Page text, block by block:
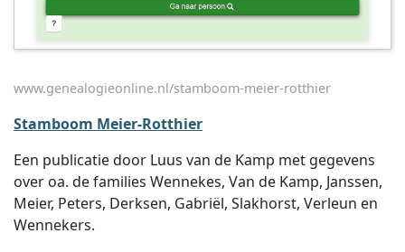
www.genealogieonline.nl/stamboom-meier-rotthier
Stamboom Meier-Rotthier
Een publicatie door Luus van de Kamp met gegevens
over oa. de families Wennekes, Van de Kamp, Janssen,
Meier, Peters, Derksen, Gabriël, Slakhorst, Verleun en
Wennekers.